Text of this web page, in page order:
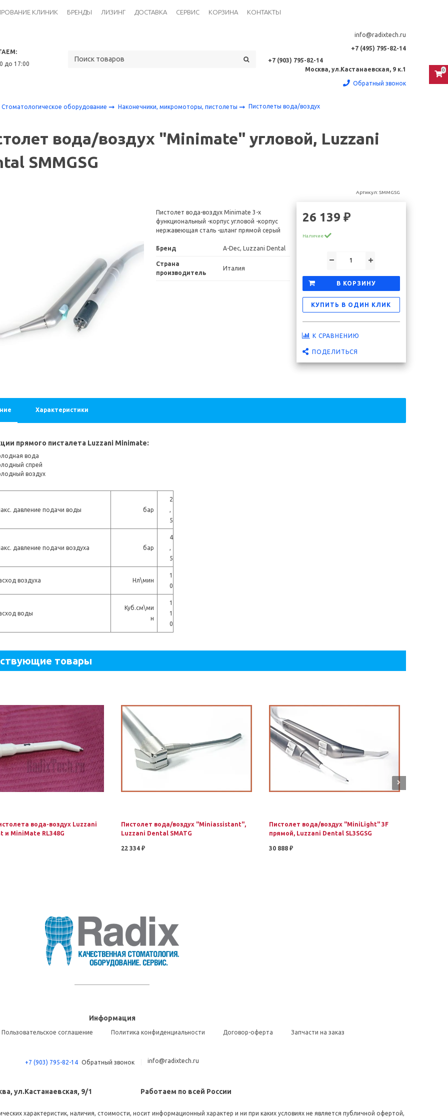
КЛИНИК БРЕНДЫ ЛИЗИНГ ДОСТАВКА СЕРВИС КОРЗИНА КОНТАКТЫ
до 17:00
info@radixtech.ru
+7 (495) 795-82-14
+7 (903) 795-82-14
Москва, ул.Кастанаевская, 9 к.1
Обратный звонок
Скидка 24 %
Стоматологическое оборудование Наконечники, микромоторы, пистолеты Пистолеты вода/воздух
вода/воздух "Minimate" угловой, Luzzani
SMMGSG
Артикул:SMMGSG
Пистолет вода-воздух Minimate 3-х
функциональный -корпус угловой -корпус
нержавеющая сталь -шланг прямой серый
Бренд A-Dec, Luzzani Dental
Страна
производитель
Италия
26 139 ₽
Наличие
В КОРЗИНУ
КУПИТЬ В ОДИН КЛИК
К СРАВНЕНИЮ
ПОДЕЛИТЬСЯ
Характеристики
прямого писталета Luzzani Minimate:
вода
спрей
воздух
давление подачи воды бар
2
,
5
давление подачи воздуха бар
4
,
5
воздуха Нл\мин
1
0
воды
Куб.см\ми
н
1
1
0
товары
вода-воздух Luzzani
и MiniMate RL348G
Пистолет вода/воздух "Miniassistant",
Luzzani Dental SMATG
22 334 ₽
Пистолет вода/воздух "MiniLight" 3F
прямой, Luzzani Dental SL3SGSG
30 888 ₽
0
Информация
Пользовательское соглашение Политика конфиденциальности Договор-оферта Запчасти на заказ
+7 (903) 795-82-14 Обратный звонок info@radixtech.ru
ул.Кастанаевская, 9/1 Работаем по всей России
характеристик, наличия, стоимости, носит информационный характер и ни при каких условиях не является публичной офертой,